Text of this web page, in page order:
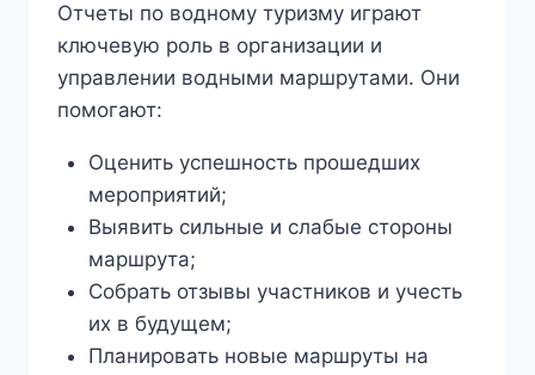
Отчеты по водному туризму играют
ключевую роль в организации и
управлении водными маршрутами. Они
помогают:
Оценить успешность прошедших
мероприятий;
Выявить сильные и слабые стороны
маршрута;
Собрать отзывы участников и учесть
их в будущем;
Планировать новые маршруты на